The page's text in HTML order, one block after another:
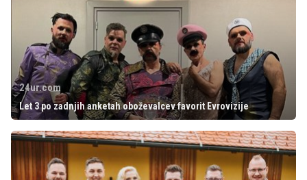
24ur.com
Let 3 po zadnjih anketah oboževalcev favorit Evrovizije